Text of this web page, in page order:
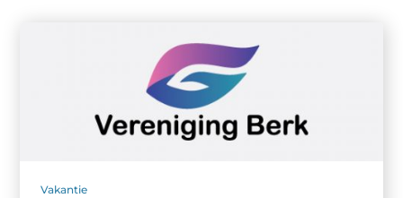
Vakantie